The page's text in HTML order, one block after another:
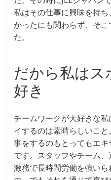
私はその仕事に興味を持
かったにも関わらず、そ
た。
だから私はス
好き
チームワークが大好きな
イするのは素晴らしいこ
事をするのもとってもエ
です。スタッフやチーム
激務で長時間労働を強い